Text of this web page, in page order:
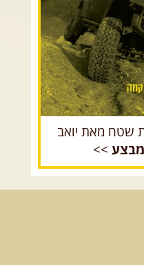
שטח מאת יואב
>>